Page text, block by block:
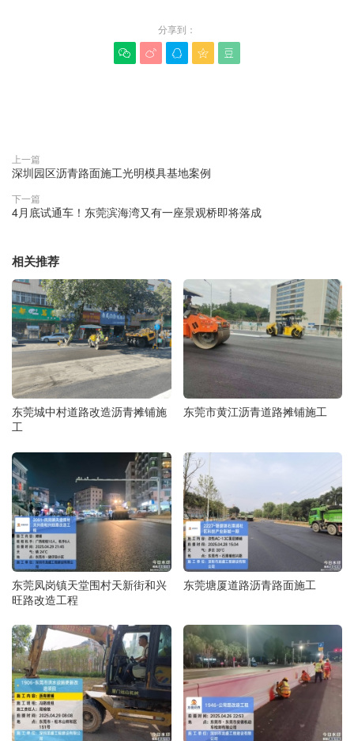
分享到：
    
上一篇
深圳园区沥青路面施工光明模具基地案例
下一篇
4月底试通车！东莞滨海湾又有一座景观桥即将落成
相关推荐
东莞城中村道路改造沥青摊铺施
工
东莞市黄江沥青道路摊铺施工
东莞凤岗镇天堂围村天新街和兴
旺路改造工程
东莞塘厦道路沥青路面施工